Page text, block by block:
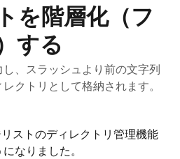
を階層化（フ
する
、スラッシュより前の文字列
クトリとして格納されます。
ストのディレクトリ管理機能
なりました。